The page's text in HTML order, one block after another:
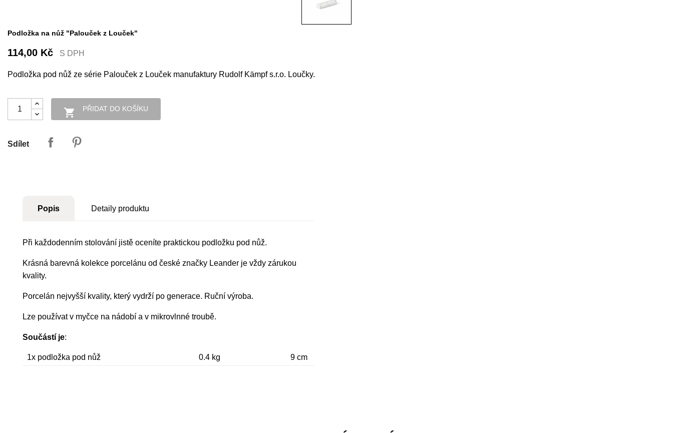
Podložka na nůž "Palouček z Louček"
114,00 Kč S DPH
Podložka pod nůž ze série Palouček z Louček manufaktury Rudolf Kämpf s.r.o. Loučky.
 PŘIDAT DO KOŠÍKU
Sdílet
Popis Detaily produktu
Při každodenním stolování jistě oceníte praktickou podložku pod nůž.
Krásná barevná kolekce porcelánu od české značky Leander je vždy zárukou
kvality.
Porcelán nejvyšší kvality, který vydrží po generace. Ruční výroba.
Lze používat v myčce na nádobí a v mikrovlnné troubě.
Součástí je:
1x podložka pod nůž 0.4 kg 9 cm